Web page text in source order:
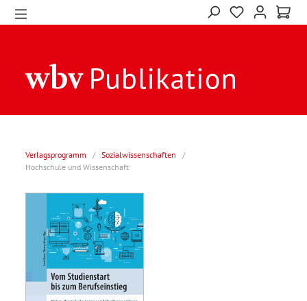
Verlagsprogramm / Sozialwissenschaften
/
Hochschule und Wissenschaft